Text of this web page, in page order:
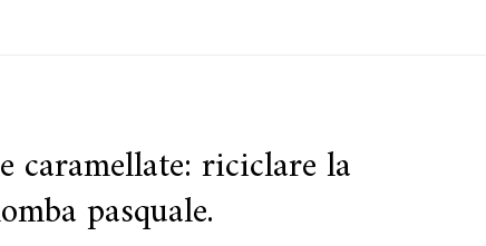
caramellate: riciclare la
pasquale.